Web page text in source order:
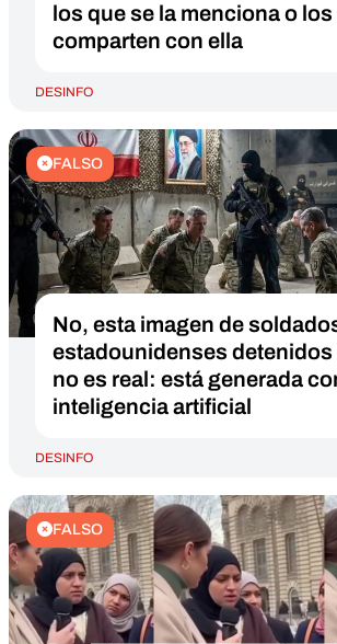
los que se la menciona o
comparten con ella
DESINFO
FALSO
No, esta imagen de
estadounidenses detenidos
no es real: está generada
inteligencia artificial
DESINFO
FALSO